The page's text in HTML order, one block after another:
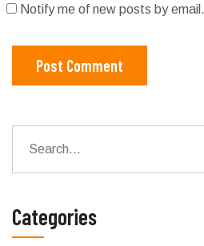
Notify me of new posts by email.
Post Comment
Categories